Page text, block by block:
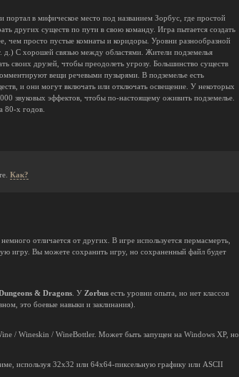
в мифическое место под названием Зорбус, где простой
других существ по пути в свою команду. Игра пытается создать
просто пустые комнаты и коридоры. Уровни разнообразной
С хорошей связью между областями. Жители подземелья
своих друзей, чтобы преодолеть угрозу. Большинство существ
вещи речевыми пузырями. В подземелье есть
и они могут включать или отключать освещение. У некоторых
звуковых эффектов, чтобы по-настоящему оживить подземелье.
80-х годов.
Как?
отличается от других. В игре используется пермасмерть,
игру. Вы можете сохранить игру, но сохраненный файл будет
& Dragons . У Zorbus есть уровни опыта, но нет классов
это боевые навыки и заклинания).
/ Wineskin / WineBottler. Может быть запущен на Windows XP, но
используя 32x32 или 64x64-пиксельную графику или ASCII